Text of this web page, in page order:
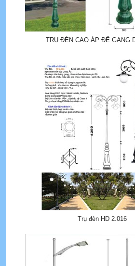
TRỤ ĐÈN CAO ÁP ĐẾ GANG
Trụ đèn HD 2.016